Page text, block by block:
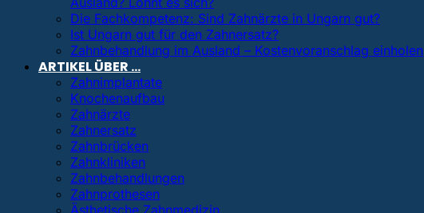
Die Fachkompetenz: Sind Zahnärzte in Ungarn gut?
Ist Ungarn gut für den Zahnersatz?
Zahnbehandlung im Ausland – Kostenvoranschlag einholen
ARTIKEL ÜBER …
Zahnimplantate
Knochenaufbau
Zahnärzte
Zahnersatz
Zahnbrücken
Zahnkliniken
Zahnbehandlungen
Zahnprothesen
Ästhetische Zahnmedizin